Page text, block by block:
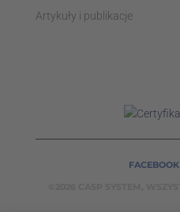
Artykuły i publikacje
FACEBOOK